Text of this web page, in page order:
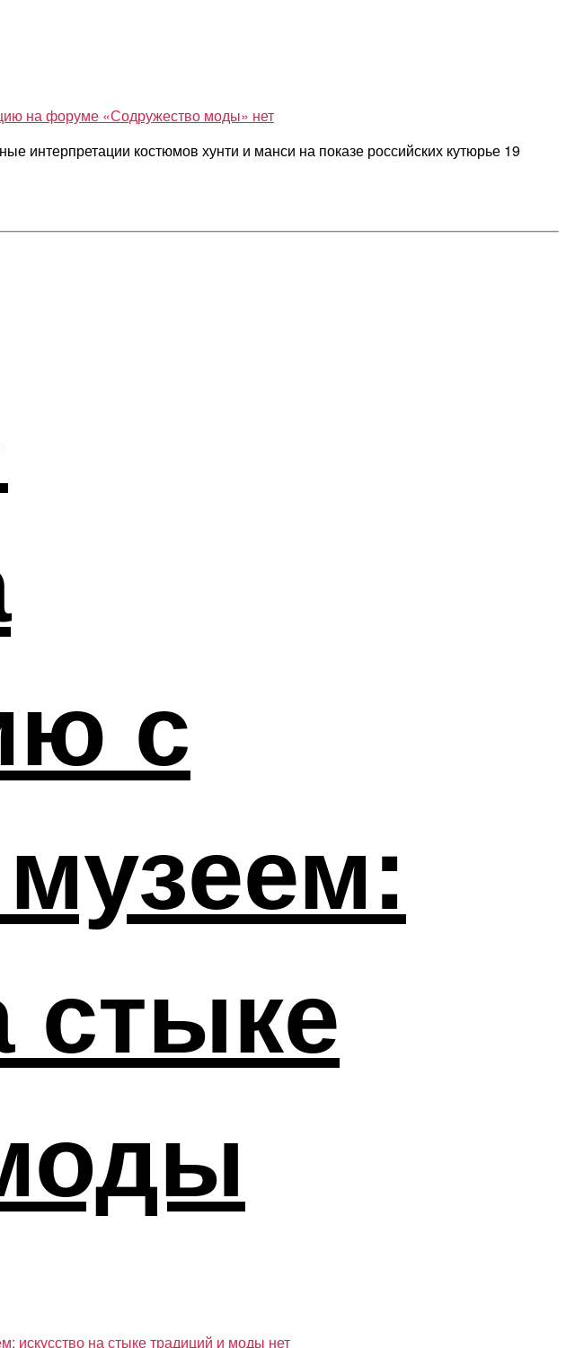
на форуме «Содружество моды» нет
интерпретации костюмов хунти и манси на показе российских кутюрье 19
с
стыке
искусство на стыке традиций и моды нет